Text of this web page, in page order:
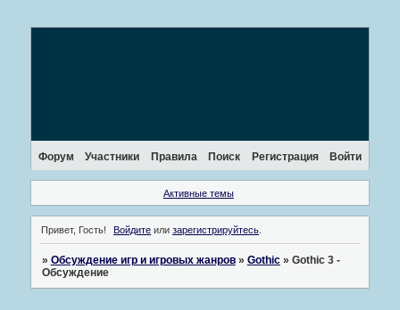
Форум Участники Правила Поиск Регистрация Войти
Активные темы
Привет, Гость! Войдите илизарегистрируйтесь
» Обсуждение игр и игровых жанров » Gothic » Gothic 3 -
Обсуждение